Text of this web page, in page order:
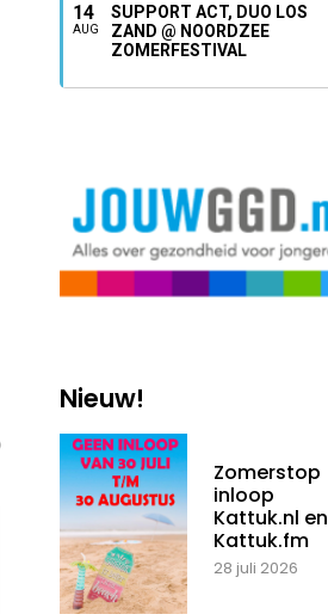
14
AUG
SUPPORT ACT, DUO LOS
ZAND @ NOORDZEE
ZOMERFESTIVAL
Nieuw!
Zomerstop
inloop
Kattuk.nl en
Kattuk.fm
28 juli 2026